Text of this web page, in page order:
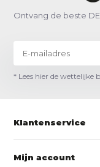
Ontvang de beste
* Lees hier de wettelijke
Klantenservice
Mijn account